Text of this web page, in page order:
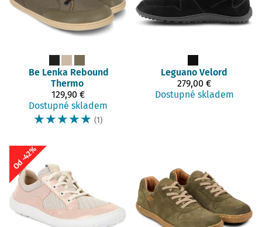
Be Lenka Rebound
Thermo
129,90 €
Dostupné skladem
☆☆☆☆☆ (1)
Leguano Velord
279,00 €
Dostupné skladem
Od -42%